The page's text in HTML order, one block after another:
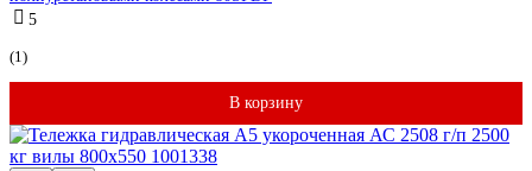
5
(1)
В корзину